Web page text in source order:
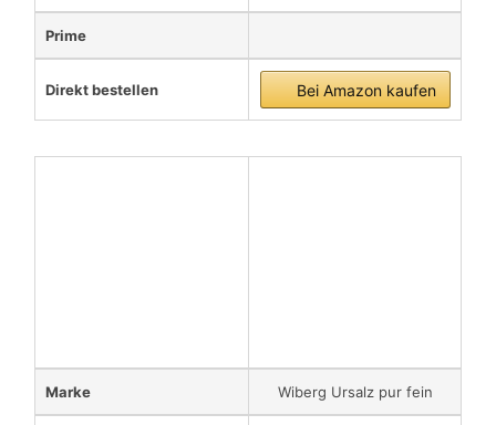
Prime
Direkt bestellen Bei Amazon kaufen
Marke Wiberg Ursalz pur fein